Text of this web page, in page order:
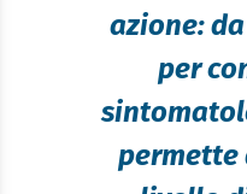
azione:
per
permette